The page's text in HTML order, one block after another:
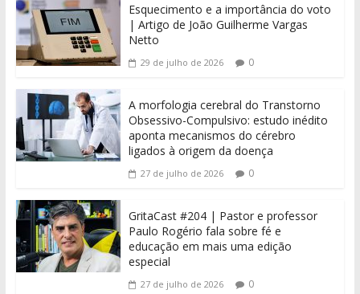
Esquecimento e a importância do voto
| Artigo de João Guilherme Vargas
Netto
29 de julho de 2026 0
A morfologia cerebral do Transtorno
Obsessivo-Compulsivo: estudo inédito
aponta mecanismos do cérebro
ligados à origem da doença
27 de julho de 2026 0
GritaCast #204 | Pastor e professor
Paulo Rogério fala sobre fé e
educação em mais uma edição
especial
27 de julho de 2026 0